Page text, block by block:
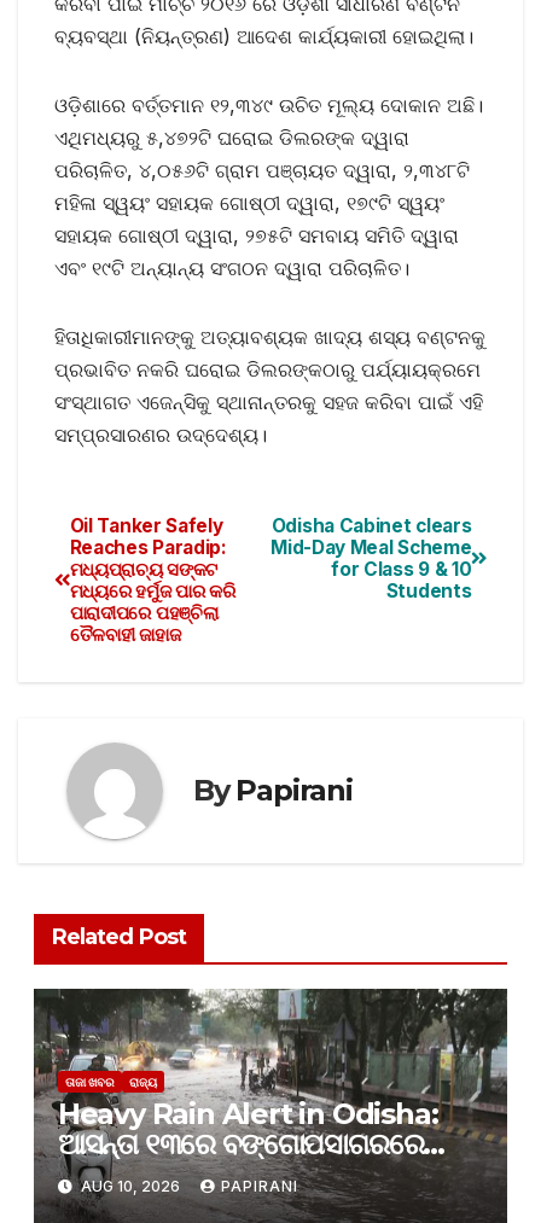
ବ୍ୟବସ୍ଥା (ନିୟନ୍ତ୍ରଣ) ଆଦେଶ କାର୍ଯ୍ୟକାରୀ ହୋଇଥିଲା।
ଓଡ଼ିଶାରେ ବର୍ତ୍ତମାନ ୧୨,୩୪୯ ଉଚିତ ମୂଲ୍ୟ ଦୋକାନ ଅଛି।
ଏଥିମଧ୍ୟରୁ ୫,୪୭୨ଟି ଘରୋଇ ଡିଲରଙ୍କ ଦ୍ୱାରା
ପରିଚାଳିତ, ୪,୦୫୬ଟି ଗ୍ରାମ ପଞ୍ଚାୟତ ଦ୍ୱାରା, ୨,୩୪୮ଟି
ମହିଳା ସ୍ୱୟଂ ସହାୟକ ଗୋଷ୍ଠୀ ଦ୍ୱାରା, ୧୭୯ଟି ସ୍ୱୟଂ
ସହାୟକ ଗୋଷ୍ଠୀ ଦ୍ୱାରା, ୨୭୫ଟି ସମବାୟ ସମିତି ଦ୍ୱାରା
ଏବଂ ୧୯ଟି ଅନ୍ୟାନ୍ୟ ସଂଗଠନ ଦ୍ୱାରା ପରିଚାଳିତ।
ହିତାଧିକାରୀମାନଙ୍କୁ ଅତ୍ୟାବଶ୍ୟକ ଖାଦ୍ୟ ଶସ୍ୟ ବଣ୍ଟନକୁ
ପ୍ରଭାବିତ ନକରି ଘରୋଇ ଡିଲରଙ୍କଠାରୁ ପର୍ଯ୍ୟାୟକ୍ରମେ
ସଂସ୍ଥାଗତ ଏଜେନ୍ସିକୁ ସ୍ଥାନାନ୍ତରକୁ ସହଜ କରିବା ପାଇଁ ଏହି
ସମ୍ପ୍ରସାରଣର ଉଦ୍ଦେଶ୍ୟ।
Odisha Cabinet clears
Mid-Day Meal Scheme
for Class 9 & 10
Students
Oil Tanker Safely
Reaches Paradip:
ମଧ୍ୟପ୍ରାଚ୍ୟ ସଙ୍କଟ
ମଧ୍ୟରେ ହର୍ମୁଜ ପାର କରି
ପାରାଦୀପରେ ପହଞ୍ଚିଲା
ତୈଳବାହୀ ଜାହାଜ
ByPapirani
Related Post
ତାଜା ଖବର ରାଜ୍ୟ
Heavy Rain Alert in Odisha:
ଆସନ୍ତା ୧୩ରେ ବଙ୍ଗୋପସାଗରରେ
ସୃଷ୍ଟି ହୋଇପାରେ ଲଘୁଚାପ: ଓଡ଼ିଶାରେ
ପ୍ରବଳ ବର୍ଷା ସମ୍ଭାବନା
AUG 10, 2026 PAPIRANI